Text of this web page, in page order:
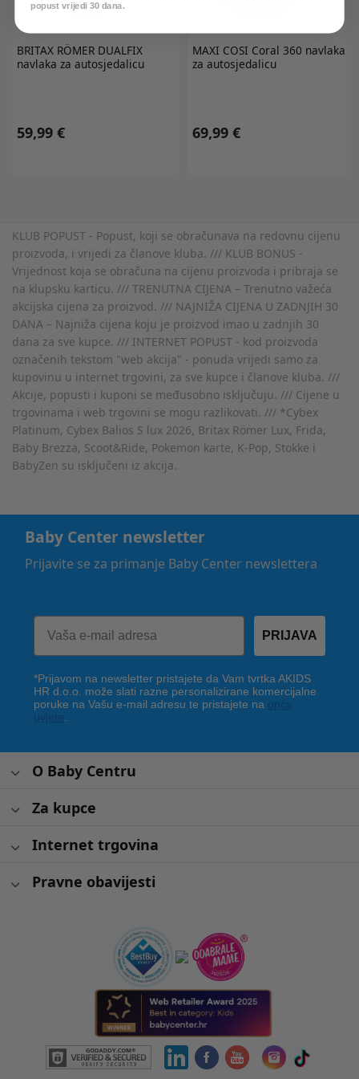
BRITAX RÖMERDUALFIX
navlaka za autosjedalicu
59,99 €
MAXI COSI Coral 360 navlaka
za autosjedalicu
69,99 €
KLUB POPUST - Popust, koji se obračunava na redovnu cijenu
proizvoda, i vrijedi za članove kluba. /// KLUB BONUS -
Vrijednost koja se obračuna na cijenu proizvoda i pribraja se
na klupsku karticu. /// TRENUTNA CIJENA – Trenutno važeća
akcijska cijena za proizvod. /// NAJNIŽA CIJENA U ZADNJIH 30
DANA – Najniža cijena koju je proizvod imao u zadnjih 30
dana za sve kupce. /// INTERNET POPUST - kod proizvoda
označenih tekstom "web akcija" - ponuda vrijedi samo za
kupovinu u internet trgovini, za sve kupce i članove kluba. ///
Akcije, popusti i kuponi se međusobno isključuju. /// Cijene u
trgovinama i web trgovini se mogu razlikovati. /// *Cybex
Platinum, Cybex Balios S lux 2026, Britax Römer Lux, Frida,
Baby Brezza, Scoot&Ride, Pokemon karte, K-Pop, Stokke i
BabyZen su isključeni iz akcija.
Baby Center newsletter
Prijavite se za primanje Baby Center newslettera
PRIJAVA
*Prijavom na newsletter pristajete da Vam tvrtka AKIDS
HR d.o.o. može slati razne personalizirane komercijalne
poruke na Vašu e-mail adresu te pristajete na
O Baby Centru
Za kupce
Internet trgovina
Pravne obavijesti
popust vrijedi 30 dana.